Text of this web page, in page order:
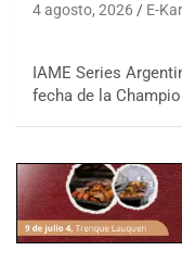
4 agosto, 2026 E-
IAME Series
fecha de la